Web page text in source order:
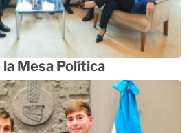
Mesa Política